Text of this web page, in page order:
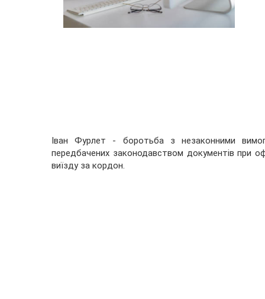
Іван Фурлет - боротьба з незаконними
передбачених законодавством документів при
виїзду за кордон.